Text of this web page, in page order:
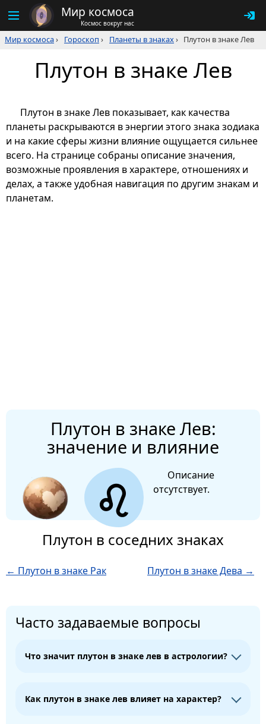
Мир космоса
Космос вокруг нас
Мир космоса› Гороскоп › Планеты в знаках› Плутон в знаке Лев
Плутон в знаке Лев
Плутон в знаке Лев показывает, как качества
планеты раскрываются в энергии этого знака зодиака
и на какие сферы жизни влияние ощущается сильнее
всего. На странице собраны описание значения,
возможные проявления в характере, отношениях и
делах, а также удобная навигация по другим знакам и
планетам.
Плутон в знаке Лев:
значение и влияние
Описание
отсутствует.
Плутон в соседних знаках
← Плутон в знаке Рак Плутон в знаке Дева →
Часто задаваемые вопросы
Что значит плутон в знаке лев в астрологии?
Как плутон в знаке лев влияет на характер?